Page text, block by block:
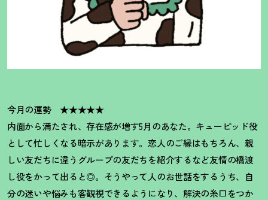
今月の運勢 ★★★★★
内面から満たされ、存在感が増す5月のあなた。キューピッド役
として忙しくなる暗示があります。恋人のご縁はもちろん、親
しい友だちに違うグループの友だちを紹介するなど友情の橋渡
し役をかって出ると◎。そうやって人のお世話をするうち、自
分の迷いや悩みも客観視できるようになり、解決の糸口をつか